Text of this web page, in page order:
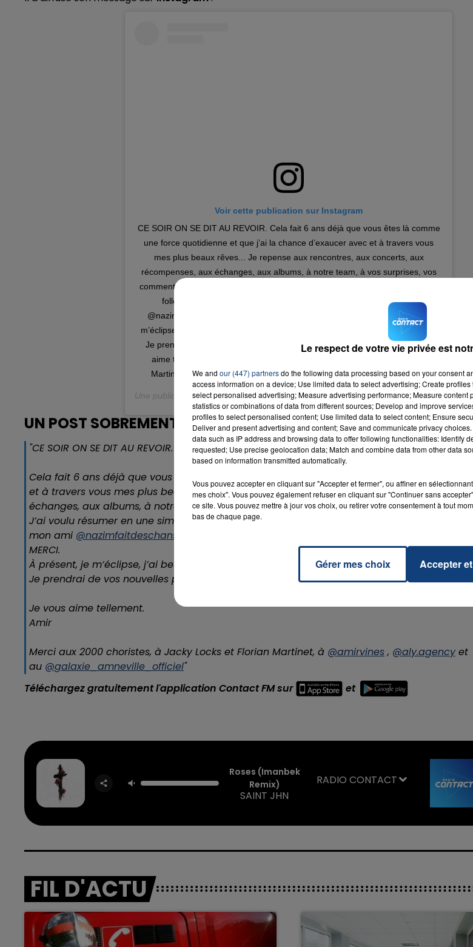
Voir cette publication sur Instagram
CE SOIR ON SE DIT AU REVOIR. Cela fait 6 ans déjà que vous êtes là comme
une force quotidienne et que j’ai la chance d’exaucer avec et à travers vous
mes plus beaux rêves... Je repense aux rencontres, aux concerts, aux
récompenses, aux échanges, aux albums, à notre team, à vos surprises, vos
commentaires, votre soutien. J’ai voulu résumer en une simple chanson notre
folle histoire ensemble. Cela s’est fait naturellement avec mon ami
@nazimfaitdeschansons , comme presque toujours. MERCI. À présent, je
m’éclipse, j’ai besoin de réaliser et d’écrire le prochain chapitre de notre récit.
Je prendrai de vos nouvelles parfois, et je vous en donnerai aussi. Je vous
aime tellement. Amir Merci aux 2000 choristes, à Jacky Locks et Florian
Martinet, à @amirvines , @aly.agency et au @galaxie_amneville_officiel
Une publication partagée parᴬᴍɪʬ(@amir_officiel_) le10 Nov. 2019 à 10 :24 PST
UN POST SOBREMENT INTITULÉ "MERCI"
"CE SOIR ON SE DIT AU REVOIR.
Cela fait 6 ans déjà que vous êtes là comme une force quotidienne et que j’ai la chance
et à travers vous mes plus beaux rêves... Je repense aux rencontres, aux concerts, aux
échanges, aux albums, à notre team, à vos surprises, vos commentaires, votre soutien.
J’ai voulu résumer en une simple chanson notre folle histoire ensemble. Cela s’est fait
mon ami @nazimfaitdeschansons
MERCI.
À présent, je m’éclipse, j’ai besoin de réaliser et d’écrire le prochain chapitre de notre récit.
Je prendrai de vos nouvelles parfois, et je vous en donnerai aussi.
Je vous aime tellement.
Amir
Merci aux 2000 choristes, à Jacky Locks et Florian Martinet, à @amirvines , @aly.agencyet
au @galaxie_amneville_officiel"
Téléchargez gratuitement l'application Contact FM sur
et
Roses (imanbek
Remix)
SAINT JHN
RADIO CONTACT
FIL D'ACTU
Le respect de votre vie privée est
We and our (447) partnersdo the following data processing based on your consent
access information on a device; Use limited data to select advertising; Create
select personalised advertising; Measure advertising performance; Measure
statistics or combinations of data from different sources; Develop and improve
profiles to select personalised content; Use limited data to select content; Ensure
Deliver and present advertising and content; Save and communicate privacy
data such as IP address and browsing data to offer following functionalities: Identify
requested; Use precise geolocation data; Match and combine data from other data
based on information transmitted automatically.
Vous pouvez accepter en cliquant sur "Accepter et fermer", ou affiner en
mes choix". Vous pouvez également refuser en cliquant sur "Continuer sans
ce site. Vous pouvez mettre à jour vos choix, ou retirer votre consentement à tout
bas de chaque page.
Gérer mes choix Accepter